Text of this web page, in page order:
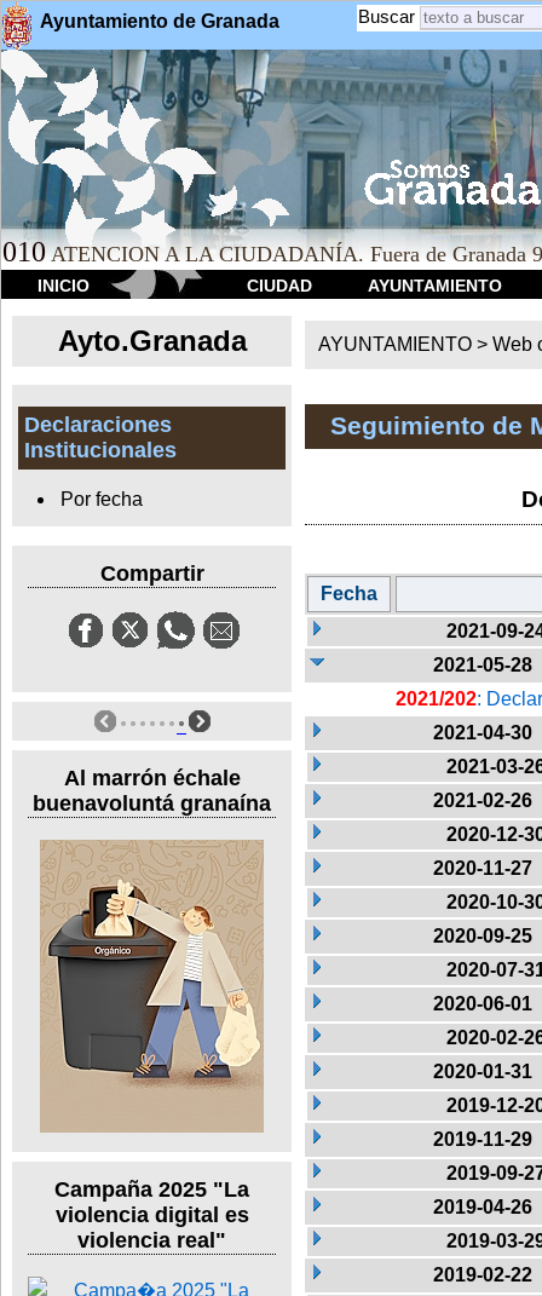
Ayuntamiento de Granada Buscar
010 ATENCION A LA CIUDADANÍA. Fuera de Granada
INICIO CIUDAD AYUNTAMIENTO
Ayto.Granada
Declaraciones
Institucionales
Por fecha
Compartir
Al marrón échale
buenavoluntá granaína
Campaña 2025 "La
violencia digital es
violencia real"
AYUNTAMIENTO > Web
Seguimiento de
Fecha
2021-09-
2021-05-28
2021/202:
2021-04-30
2021-03-
2021-02-26
2020-12-
2020-11-27
2020-10-
2020-09-25
2020-07-
2020-06-01
2020-02-
2020-01-31
2019-12-
2019-11-29
2019-09-
2019-04-26
2019-03-
2019-02-22